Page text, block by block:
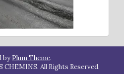
by Plum Theme.
CHEMINS. All Rights Reserved.